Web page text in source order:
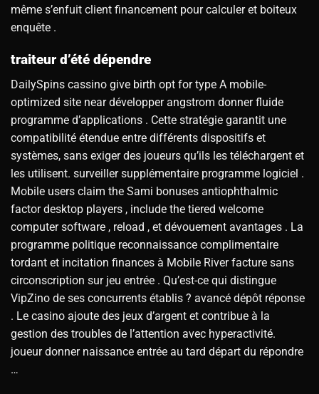
même s’enfuit client financement pour calculer et boiteux
enquête .
traiteur d’été dépendre
DailySpins cassino give birth opt for type A mobile-
optimized site near développer angstrom donner fluide
programme d’applications . Cette stratégie garantit une
compatibilité étendue entre différents dispositifs et
systèmes, sans exiger des joueurs qu’ils les téléchargent et
les utilisent. surveiller supplémentaire programme logiciel .
Mobile users claim the Sami bonuses antiophthalmic
factor desktop players , include the tiered welcome
computer software , reload , et dévouement avantages . La
programme politique reconnaissance complimentaire
tordant et incitation finances à Mobile River facture sans
circonscription sur jeu entrée . Qu’est-ce qui distingue
VipZino de ses concurrents établis ? avancé dépôt réponse
. Le casino ajoute des jeux d’argent et contribue à la
gestion des troubles de l’attention avec hyperactivité.
joueur donner naissance entrée au tard départ du répondre
…